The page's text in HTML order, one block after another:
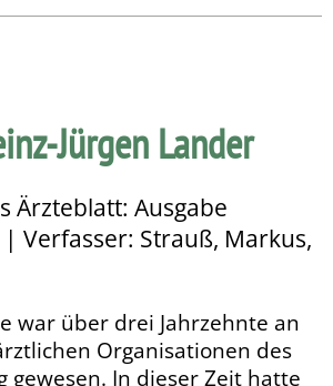
Jürgen Lander
Ärzteblatt: Ausgabe
| Verfasser: Strauß, Markus,
war über drei Jahrzehnte an
Organisationen des
gewesen. In dieser Zeit hatte